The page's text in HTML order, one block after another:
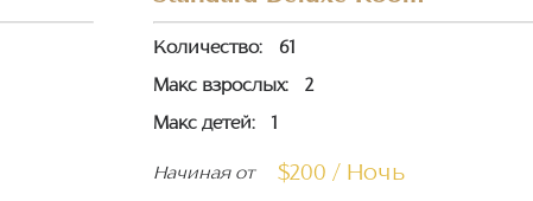
Количество: 61
Макс взрослых: 2
Макс детей:
Начиная от $200 / Ночь